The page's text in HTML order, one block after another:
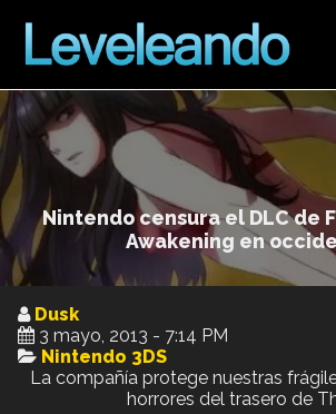
Nintendo censura el DLC de
Awakening en
Dusk
3 mayo, 2013 - 7:14 PM
Nintendo 3DS
La compañía protege nuestras
horrores del trasero de